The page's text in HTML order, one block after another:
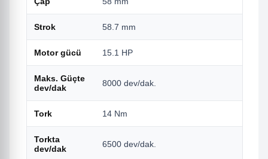
Strok 58.7 mm
Motor gücü 15.1 HP
Maks. Güçte
dev/dak
8000 dev/dak.
Tork 14 Nm
Torkta
dev/dak
6500 dev/dak.